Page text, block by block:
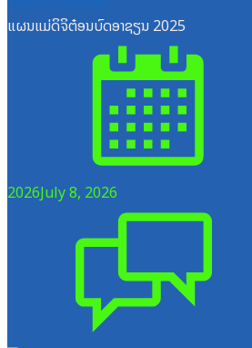
ແຜນແມ່ດິຈິຕ໋ອນບົດອາຊຽນ 2025
2026July 8, 2026